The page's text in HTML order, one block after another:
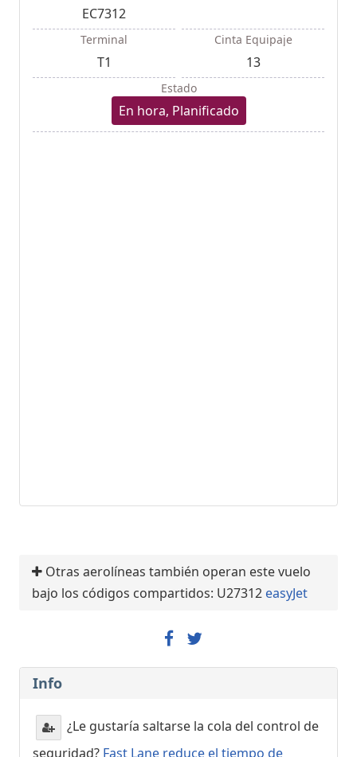
EC7312
Terminal
T1
Cinta Equipaje
13
Estado
En hora, Planificado
Otras aerolíneas también operan este vuelo
bajo los códigos compartidos: U27312 easyJet
Info
¿Le gustaría saltarse la cola del control de
seguridad? Fast Lane reduce el tiempo de